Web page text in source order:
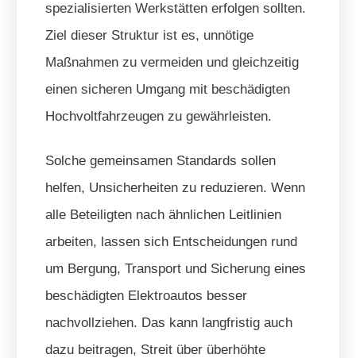
spezialisierten Werkstätten erfolgen sollten.
Ziel dieser Struktur ist es, unnötige
Maßnahmen zu vermeiden und gleichzeitig
einen sicheren Umgang mit beschädigten
Hochvoltfahrzeugen zu gewährleisten.
Solche gemeinsamen Standards sollen
helfen, Unsicherheiten zu reduzieren. Wenn
alle Beteiligten nach ähnlichen Leitlinien
arbeiten, lassen sich Entscheidungen rund
um Bergung, Transport und Sicherung eines
beschädigten Elektroautos besser
nachvollziehen. Das kann langfristig auch
dazu beitragen, Streit über überhöhte